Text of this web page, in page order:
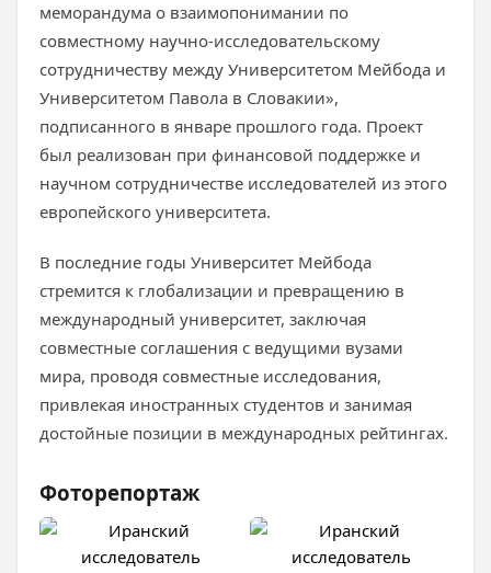
меморандума о взаимопонимании по
совместному научно-исследовательскому
сотрудничеству между Университетом Мейбода и
Университетом Павола в Словакии»,
подписанного в январе прошлого года. Проект
был реализован при финансовой поддержке и
научном сотрудничестве исследователей из этого
европейского университета.
В последние годы Университет Мейбода
стремится к глобализации и превращению в
международный университет, заключая
совместные соглашения с ведущими вузами
мира, проводя совместные исследования,
привлекая иностранных студентов и занимая
достойные позиции в международных рейтингах.
Фоторепортаж